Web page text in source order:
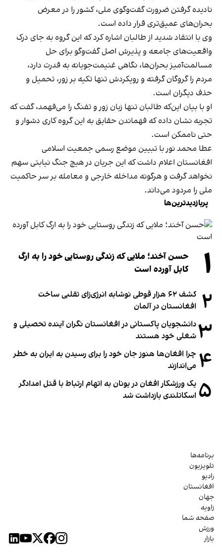
نادیده گرفتن ضرورت گفت‌وگوی ملی، کشور را در معرض
بحران‌های عمیق‌تری قرار داده است.
وی با انتقاد شدید از طالبان اشاره کرد که این گروه به جای درک
واقعیت‌های جامعه و پذیرش اصل گفت‌وگو برای حل
مسالمت‌آمیز بحران‌ها، نگاهی غنیمت‌جویانه به قدرت دارد،
مردم را گروگان گرفته و رویکردش تنها تکیه بر زور، تحمیل و
حذف دیگران است.
او با بیان‌ این‌که طالبان تنها زبان زور و تفنگ را می‌فهمد، گفت که
تجربه نشان داده که فهماندن حقایق به این گروه کاری دشوار و
حتی ناممکن است.
عطا محمد نور با تبیین موضع رسمی جمعیت اسلامی
افغانستان اعلام داشت که این جریان در هیچ جنگ نیابتی سهم
نخواهد گرفت و هرگونه مداخله خارجی و معامله بر سر حاکمیت
ملی را مردود می‌داند.
پربازدیدترین‌ها
۱
حسن آخند؛ ملایی که زندگی روستایی خود را به ارگ
کابل آورده است
۲
کشف ۶۲ هزار قوطی نوشابه انرژی‌زای تقلبی ساخت
افغانستان در آلمان
۳دانشجویان پاکستانی در افغانستان نگران آینده تحصیلی و
شغلی خود هستند
۴ چرا افغان‌ها هنوز جان خود را برای رسیدن به ایران به خطر
می‌اندازند
۵ یک ورزشکار افغان در یونان به اتهام ارتباط با قتل امدادگر
اسکاتلندی بازداشت شد
برنامه‌ها
تلویزیون
رادیو
افغانستان
جهان
زاویه
صفحه شما
ورزش
بازار